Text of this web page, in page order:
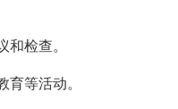
检查。
等活动。